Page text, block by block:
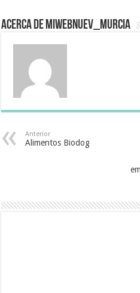
Acerca de miwebnuev_murcia
Anterior
Alimentos Biodog